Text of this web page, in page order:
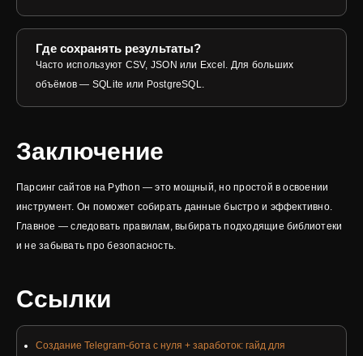
Где сохранять результаты?
Часто используют CSV, JSON или Excel. Для больших
объёмов — SQLite или PostgreSQL.
Заключение
Парсинг сайтов на Python — это мощный, но простой в освоении
инструмент. Он поможет собирать данные быстро и эффективно.
Главное — следовать правилам, выбирать подходящие библиотеки
и не забывать про безопасность.
Ссылки
Создание Telegram-бота с нуля + заработок: гайд для